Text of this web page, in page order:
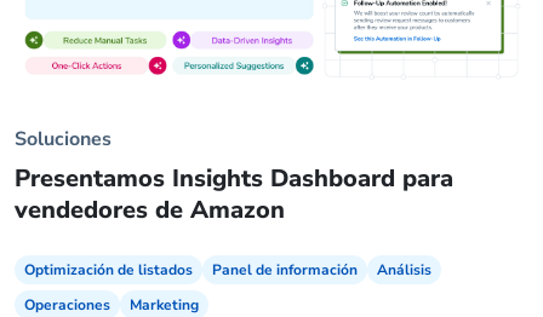
Soluciones
Presentamos Insights Dashboard para
vendedores de Amazon
Optimización de listados Panel de información
Análisis
Operaciones
Marketing